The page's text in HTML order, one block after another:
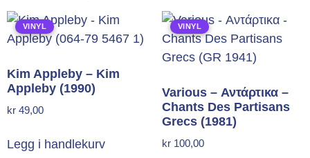
VINYL
Kim Appleby – Kim
Appleby (1990)
kr 49,00
Legg i handlekurv
VINYL
Various – Αντάρτικα –
Chants Des Partisans
Grecs (1981)
kr 100,00